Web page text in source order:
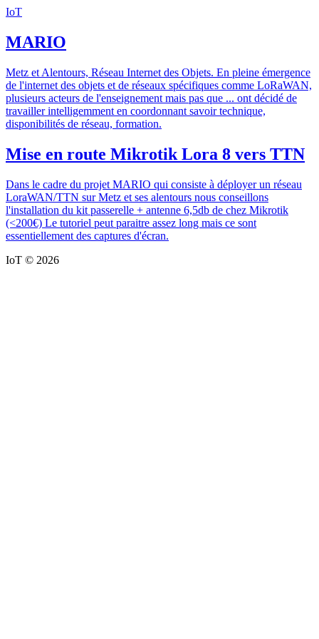
IoT
MARIO
Metz et Alentours, Réseau Internet des Objets. En pleine émergence
de l'internet des objets et de réseaux spécifiques comme LoRaWAN,
plusieurs acteurs de l'enseignement mais pas que ... ont décidé de
travailler intelligemment en coordonnant savoir technique,
disponibilités de réseau, formation.
Mise en route Mikrotik Lora 8 vers TTN
Dans le cadre du projet MARIO qui consiste à déployer un réseau
LoraWAN/TTN sur Metz et ses alentours nous conseillons
l'installation du kit passerelle + antenne 6,5db de chez Mikrotik
(<200€) Le tutoriel peut paraitre assez long mais ce sont
essentiellement des captures d'écran.
IoT © 2026